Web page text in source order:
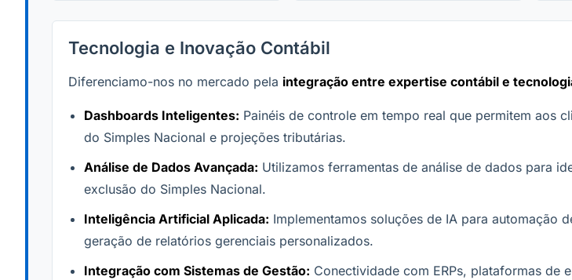
Tecnologia e Inovação Contábil
Diferenciamo-nos no mercado pela integração entre expertise contábil e
Dashboards Inteligentes: Painéis de controle em tempo real que permitem aos
do Simples Nacional e projeções tributárias.
Análise de Dados Avançada: Utilizamos ferramentas de análise de dados para
exclusão do Simples Nacional.
Inteligência Artificial Aplicada: Implementamos soluções de IA para automação
geração de relatórios gerenciais personalizados.
Integração com Sistemas de Gestão: Conectividade com ERPs, plataformas de